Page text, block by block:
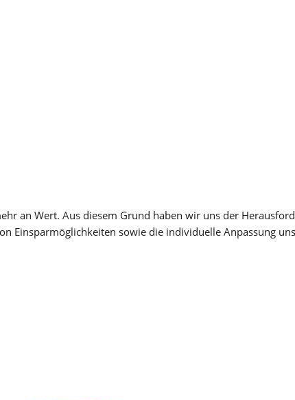
an Wert. Aus diesem Grund haben wir uns der
Einsparmöglichkeiten sowie die individuelle Anpassung